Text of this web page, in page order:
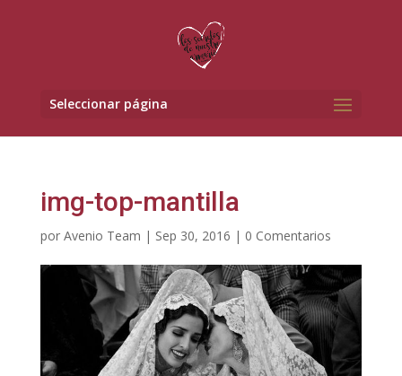
Seleccionar página
img-top-mantilla
por Avenio Team | Sep 30, 2016 | 0 Comentarios